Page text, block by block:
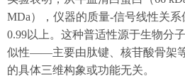
MDa），仪器的质量-信号线性关
0.99以上。这种普适性源于生物分
似性——主要由肽键、核苷酸骨架
的具体三维构象或功能无关。